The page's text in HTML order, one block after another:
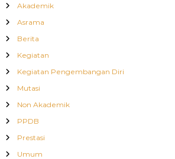
Akademik
Asrama
Berita
Kegiatan
Kegiatan Pengembangan Diri
Mutasi
Non Akademik
PPDB
Prestasi
Umum